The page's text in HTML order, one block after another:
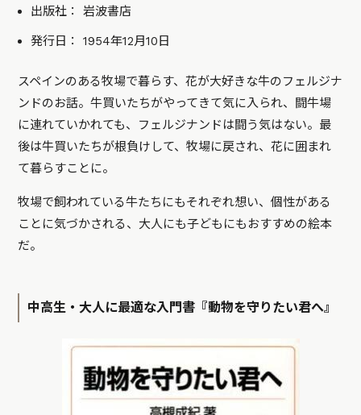
出版社： 岩波書店
発行日： 1954年12月10日
スペインのある牧場で暮らす、花が大好きな牛のフェルジナ
ンドのお話。牛買いたちがやってきて気に入られ、闘牛場
に連れていかれても、フェルジナンドは闘う気はない。最
後は牛買いたちが根負けして、牧場に戻され、花に囲まれ
て暮らすことに。
牧場で飼われている牛たちにもそれぞれ想い、個性がある
ことに気づかされる、大人にも子どもにもおすすめの絵本
だ。
中高生・大人に最適な入門書『動物を守りたい君へ』